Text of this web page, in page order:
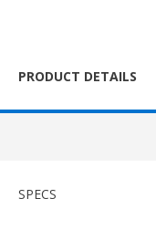
PRODUCT DETAILS
SPECS